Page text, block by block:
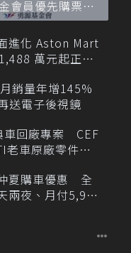
會員優先購票維
進化 Aston Mart
萬元起正式
銷量年增145%
送電子後視鏡
車回廠專案 CEF
老車原廠零件最
夏購車優惠 全
兩夜、月付5,900